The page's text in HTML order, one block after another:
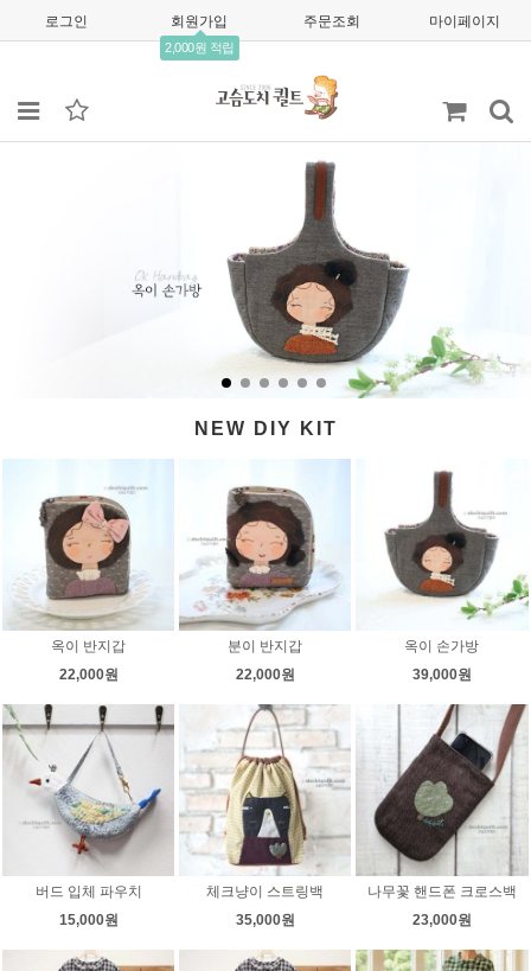
로그인 회원가입
2,000원 적립
주문조회 마이페이지
NEW DIY KIT
옥이 반지갑
22,000원
분이 반지갑
22,000원
옥이 손가방
39,000원
버드 입체 파우치
15,000원
체크냥이 스트링백
35,000원
나무꽃 핸드폰 크로스백
23,000원